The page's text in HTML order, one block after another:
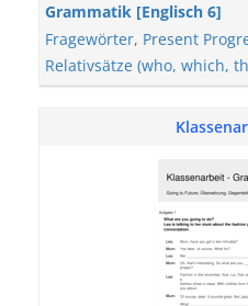
Grammatik [Englisch 6]
Fragewörter, Present
Relativsätze (who, which,